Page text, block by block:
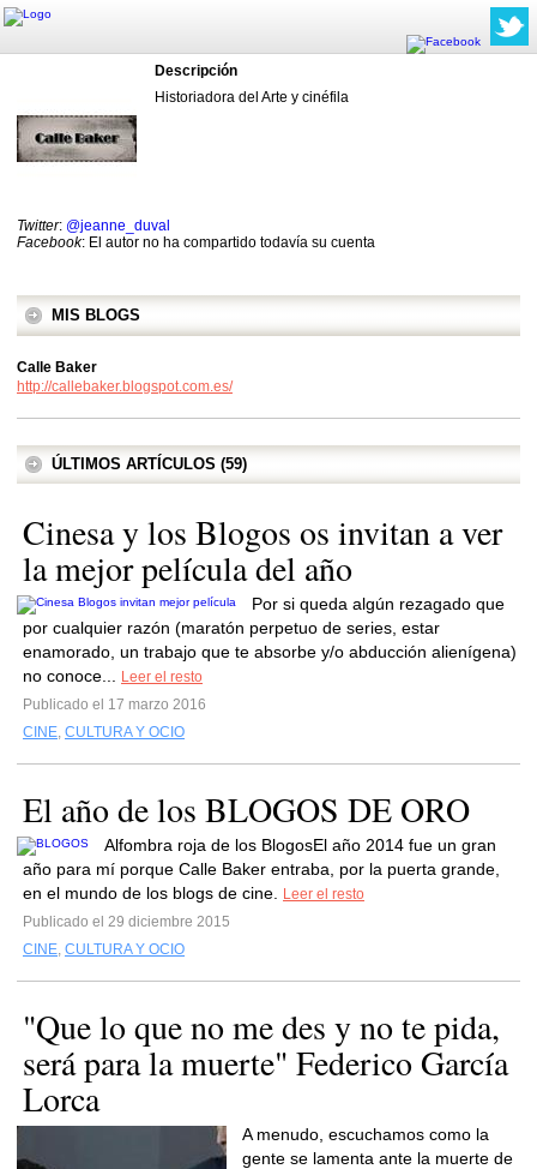
Descripción
Historiadora del Arte y cinéfila
Twitter: @jeanne_duval
Facebook: El autor no ha compartido todavía su cuenta
MIS BLOGS
Calle Baker
http://callebaker.blogspot.com.es/
ÚLTIMOS ARTÍCULOS (59)
Cinesa y los Blogos os invitan a ver
la mejor película del año
Por si queda algún rezagado que
por cualquier razón (maratón perpetuo de series, estar
enamorado, un trabajo que te absorbe y/o abducción alienígena)
no conoce...
Leer el resto
Publicado el 17 marzo 2016
CINE, CULTURA Y OCIO
El año de los BLOGOS DE ORO
Alfombra roja de los BlogosEl año 2014 fue un gran
año para mí porque Calle Baker entraba, por la puerta grande,
en el mundo de los blogs de cine.
Leer el resto
Publicado el 29 diciembre 2015
CINE, CULTURA Y OCIO
"Que lo que no me des y no te pida,
será para la muerte" Federico García
Lorca
A menudo, escuchamos como la
gente se lamenta ante la muerte de